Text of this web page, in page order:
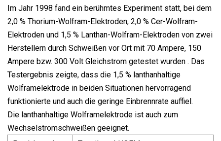
Im Jahr 1998 fand ein berühmtes Experiment statt, bei dem
2,0 % Thorium-Wolfram-Elektroden, 2,0 % Cer-Wolfram-
Elektroden und 1,5 % Lanthan-Wolfram-Elektroden von zwei
Herstellern durch Schweißen vor Ort mit 70 Ampere, 150
Ampere bzw. 300 Volt Gleichstrom getestet wurden . Das
Testergebnis zeigte, dass die 1,5 % lanthanhaltige
Wolframelektrode in beiden Situationen hervorragend
funktionierte und auch die geringe Einbrennrate auffiel.
Die lanthanhaltige Wolframelektrode ist auch zum
Wechselstromschweißen geeignet.